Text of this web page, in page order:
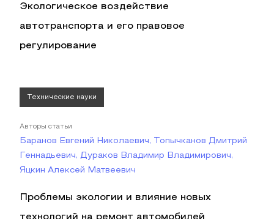
Экологическое воздействие
автотранспорта и его правовое
регулирование
Технические науки
Авторы статьи
Баранов Евгений Николаевич, Топычканов Дмитрий
Геннадьевич, Дураков Владимир Владимирович,
Яцкин Алексей Матвеевич
Проблемы экологии и влияние новых
технологий на ремонт автомобилей